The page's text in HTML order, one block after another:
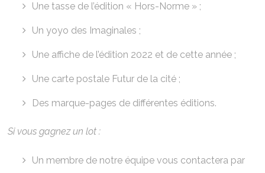
Une tasse de l’édition « Hors-Norme » ;
Un yoyo des Imaginales ;
Une affiche de l’édition 2022 et de cette année ;
Une carte postale Futur de la cité ;
Des marque-pages de différentes éditions.
Si vous gagnez un lot :
Un membre de notre équipe vous contactera par